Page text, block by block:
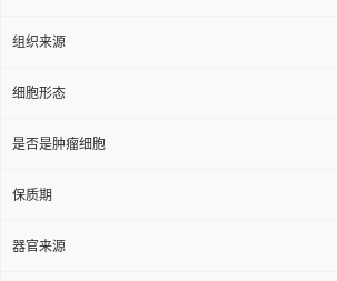
组织来源
细胞形态
是否是肿瘤细胞
保质期
器官来源